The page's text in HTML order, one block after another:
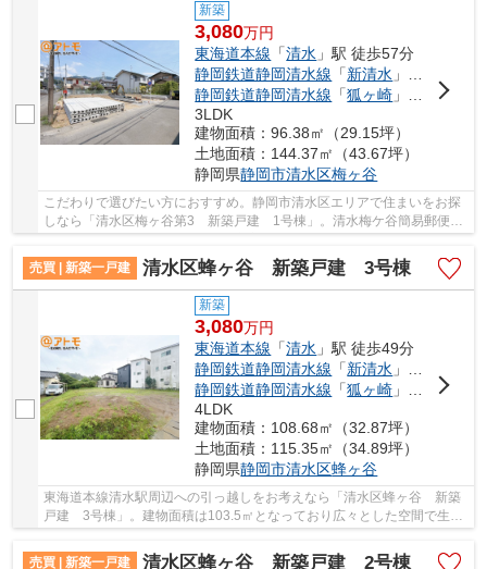
新築
3,080万円
東海道本線 「清水 」駅 徒歩57分
静岡鉄道静岡清水線 「新清水 」駅 徒歩60分
静岡鉄道静岡清水線 「狐ヶ崎 」駅 徒歩47分
3LDK
建物面積：96.38㎡（29.15坪）
土地面積：144.37㎡（43.67坪）
静岡県静岡市清水区梅ヶ谷
こだわりで選びたい方におすすめ。静岡市清水区エリアで住まいをお探
しなら「清水区梅ヶ谷第3 新築戸建 1号棟」。清水梅ケ谷簡易郵便局
まで310mです。セキュリティが充実した物件で...
売買 | 新築一戸建
清水区蜂ヶ谷 新築戸建 3号棟
新築
3,080万円
東海道本線 「清水 」駅 徒歩49分
静岡鉄道静岡清水線 「新清水 」駅 徒歩53分
静岡鉄道静岡清水線 「狐ヶ崎 」駅 徒歩55分
4LDK
建物面積：108.68㎡（32.87坪）
土地面積：115.35㎡（34.89坪）
静岡県静岡市清水区蜂ヶ谷
東海道本線清水駅周辺への引っ越しをお考えなら「清水区蜂ヶ谷 新築
戸建 3号棟」。建物面積は103.5㎡となっており広々とした空間で生活
することができます。4LDKの物件で、開放感の...
売買 | 新築一戸建
清水区蜂ヶ谷 新築戸建 2号棟